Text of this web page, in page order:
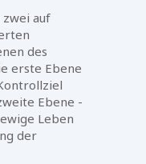
wird
hat mich
Der
und
auf
des
erste Ebene
Ebene -
Leben
der